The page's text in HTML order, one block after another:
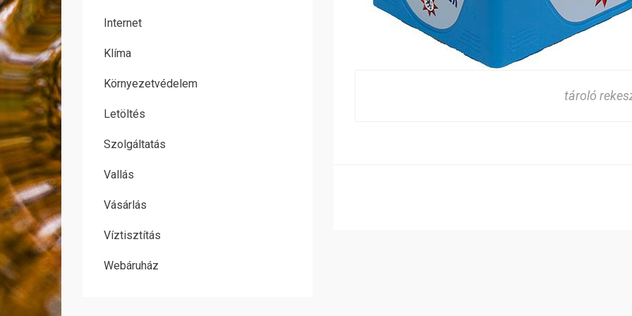
tároló
Internet
Klíma
Környezetvédelem
Letöltés
Szolgáltatás
Vallás
Vásárlás
Víztisztítás
Webáruház